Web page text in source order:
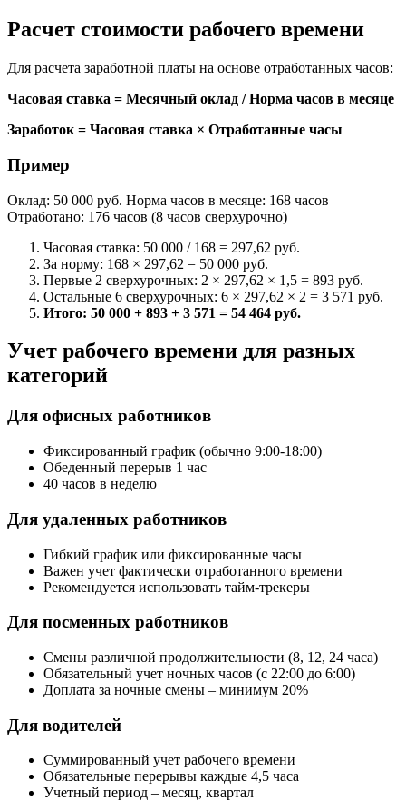
Расчет стоимости рабочего времени
Для расчета заработной платы на основе отработанных часов:
Часовая ставка = Месячный оклад / Норма часов в месяце
Заработок = Часовая ставка × Отработанные часы
Пример
Оклад: 50 000 руб. Норма часов в месяце: 168 часов
Отработано: 176 часов (8 часов сверхурочно)
Часовая ставка: 50 000 / 168 = 297,62 руб.
За норму: 168 × 297,62 = 50 000 руб.
Первые 2 сверхурочных: 2 × 297,62 × 1,5 = 893 руб.
Остальные 6 сверхурочных: 6 × 297,62 × 2 = 3 571 руб.
Итого: 50 000 + 893 + 3 571 = 54 464 руб.
Учет рабочего времени для разных
категорий
Для офисных работников
Фиксированный график (обычно 9:00-18:00)
Обеденный перерыв 1 час
40 часов в неделю
Для удаленных работников
Гибкий график или фиксированные часы
Важен учет фактически отработанного времени
Рекомендуется использовать тайм-трекеры
Для посменных работников
Смены различной продолжительности (8, 12, 24 часа)
Обязательный учет ночных часов (с 22:00 до 6:00)
Доплата за ночные смены – минимум 20%
Для водителей
Суммированный учет рабочего времени
Обязательные перерывы каждые 4,5 часа
Учетный период – месяц, квартал